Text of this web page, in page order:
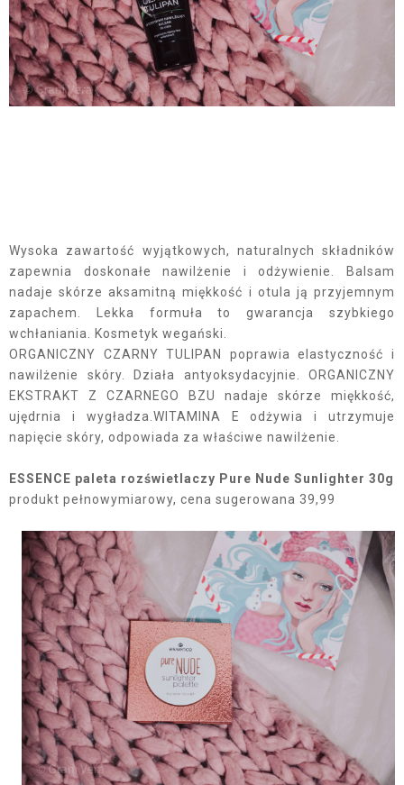
Wysoka zawartość wyjątkowych, naturalnych składników
zapewnia doskonałe nawilżenie i odżywienie. Balsam
nadaje skórze aksamitną miękkość i otula ją przyjemnym
zapachem. Lekka formuła to gwarancja szybkiego
wchłaniania. Kosmetyk wegański.
ORGANICZNY CZARNY TULIPAN poprawia elastyczność i
nawilżenie skóry. Działa antyoksydacyjnie. ORGANICZNY
EKSTRAKT Z CZARNEGO BZU nadaje skórze miękkość,
ujędrnia i wygładza.WITAMINA E odżywia i utrzymuje
napięcie skóry, odpowiada za właściwe nawilżenie.
ESSENCE paleta rozświetlaczy Pure Nude Sunlighter 30g
produkt pełnowymiarowy, cena sugerowana 39,99